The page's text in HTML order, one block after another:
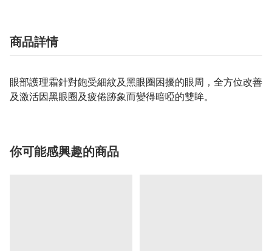
商品詳情
眼部護理霜針對飽受細紋及黑眼圈困擾的眼周，全方位改善
及激活因黑眼圈及疲倦跡象而變得暗啞的雙眸。
你可能感興趣的商品